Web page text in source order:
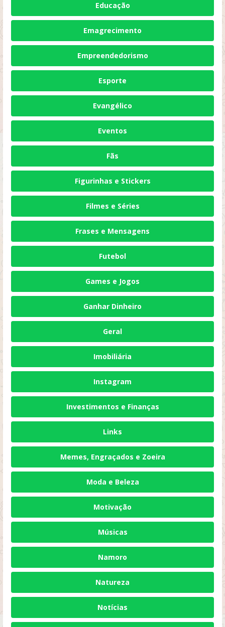
Educação
Emagrecimento
Empreendedorismo
Esporte
Evangélico
Eventos
Fãs
Figurinhas e Stickers
Filmes e Séries
Frases e Mensagens
Futebol
Games e Jogos
Ganhar Dinheiro
Geral
Imobiliária
Instagram
Investimentos e Finanças
Links
Memes, Engraçados e Zoeira
Moda e Beleza
Motivação
Músicas
Namoro
Natureza
Notícias